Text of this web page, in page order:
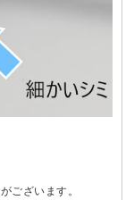
ございます。